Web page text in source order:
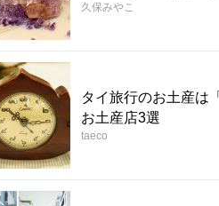
久保みやこ
タイ旅行のお土産は
お土産店3選
taeco